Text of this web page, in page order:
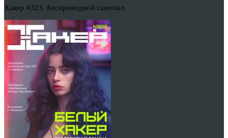
Хакер #323. Беспроводной самопал